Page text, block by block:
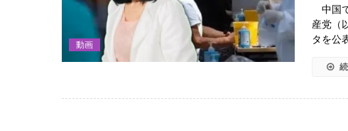
動画
中国
産党（
タを公